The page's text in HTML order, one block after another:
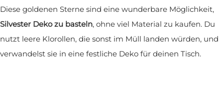
Diese goldenen Sterne sind eine wunderbare Möglichkeit,
Silvester Deko zu basteln, ohne viel Material zu kaufen. Du
nutzt leere Klorollen, die sonst im Müll landen würden, und
verwandelst sie in eine festliche Deko für deinen Tisch.